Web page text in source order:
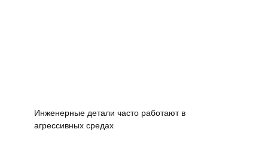
Инженерные детали часто работают в
агрессивных средах